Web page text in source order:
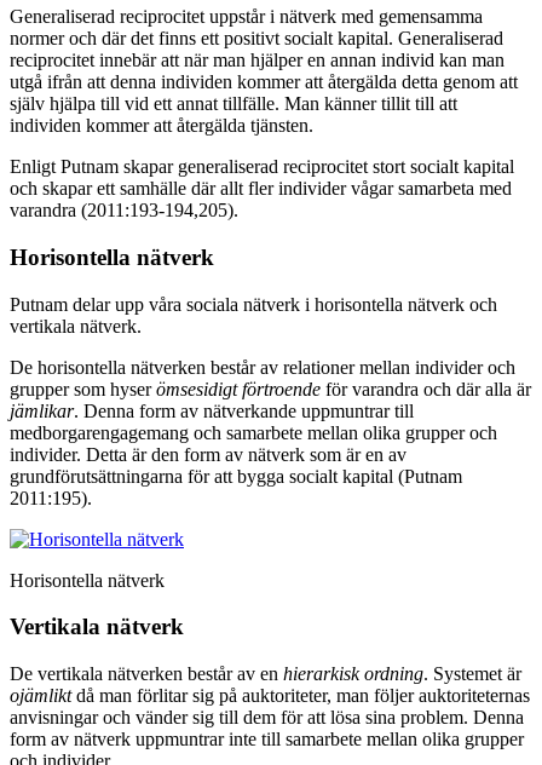
Generaliserad reciprocitet uppstår i nätverk med gemensamma
normer och där det finns ett positivt socialt kapital. Generaliserad
reciprocitet innebär att när man hjälper en annan individ kan man
utgå ifrån att denna individen kommer att återgälda detta genom att
själv hjälpa till vid ett annat tillfälle. Man känner tillit till att
individen kommer att återgälda tjänsten.
Enligt Putnam skapar generaliserad reciprocitet stort socialt kapital
och skapar ett samhälle där allt fler individer vågar samarbeta med
varandra (2011:193-194,205).
Horisontella nätverk
Putnam delar upp våra sociala nätverk i horisontella nätverk och
vertikala nätverk.
De horisontella nätverken består av relationer mellan individer och
grupper som hyserömsesidigt förtroende för varandra och där alla är
jämlikar. Denna form av nätverkande uppmuntrar till
medborgarengagemang och samarbete mellan olika grupper och
individer. Detta är den form av nätverk som är en av
grundförutsättningarna för att bygga socialt kapital (Putnam
2011:195).
Horisontella nätverk
Vertikala nätverk
De vertikala nätverken består av en hierarkisk ordning. Systemet är
ojämliktdå man förlitar sig på auktoriteter, man följer auktoriteternas
anvisningar och vänder sig till dem för att lösa sina problem. Denna
form av nätverk uppmuntrar inte till samarbete mellan olika grupper
och individer.